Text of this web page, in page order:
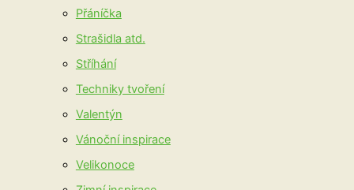
Přáníčka
Strašidla atd.
Stříhání
Techniky tvoření
Valentýn
Vánoční inspirace
Velikonoce